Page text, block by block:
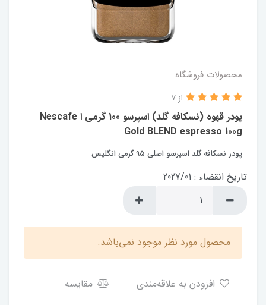
محصولات فروشگاه
پودر قهوه (نسکافه گلد) اسپرسو 100 گرمی ا Nescafe
Gold BLEND espresso 100g
از 7
پودر نسکافه گلد اسپرسو اصلی 95 گرمی انگلیس
تاریخ انقضاء : 2027/01
محصول مورد نظر موجود نمی‌باشد.
مقایسه